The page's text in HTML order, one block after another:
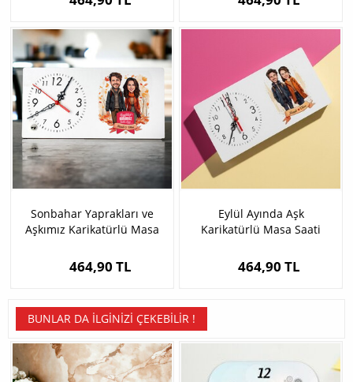
Sonbahar Yaprakları ve
Aşkımız Karikatürlü Masa
464,90 TL
Eylül Ayında Aşk
Karikatürlü Masa Saati
464,90 TL
BUNLAR DA İLGINIZI ÇEKEBILIR !